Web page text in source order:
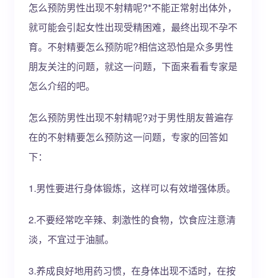
怎么预防男性出现不射精呢?*不能正常射出体外，
就可能会引起女性出现受精困难，最终出现不孕不
育。不射精要怎么预防呢?相信这恐怕是众多男性
朋友关注的问题，就这一问题，下面来看看专家是
怎么介绍的吧。
怎么预防男性出现不射精呢?对于男性朋友普遍存
在的不射精要怎么预防这一问题，专家的回答如
下：
1.男性要进行身体锻炼，这样可以有效增强体质。
2.不要经常吃辛辣、刺激性的食物，饮食应注意清
淡，不宜过于油腻。
3.养成良好地用药习惯，在身体出现不适时，在按